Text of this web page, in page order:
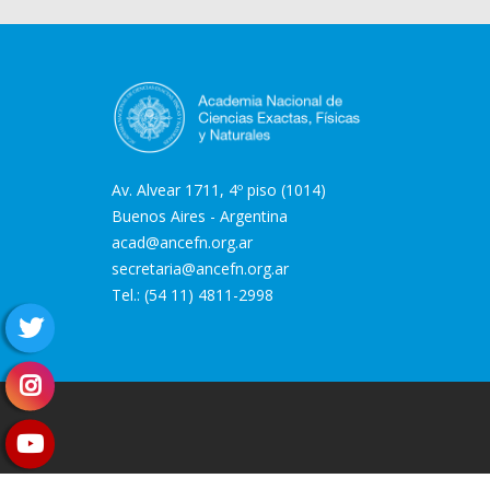
Av. Alvear 1711, 4º piso (1014)
Buenos Aires - Argentina
acad@ancefn.org.ar
secretaria@ancefn.org.ar
Tel.: (54 11) 4811-2998